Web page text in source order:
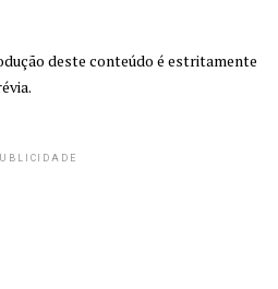
deste conteúdo é estritamente